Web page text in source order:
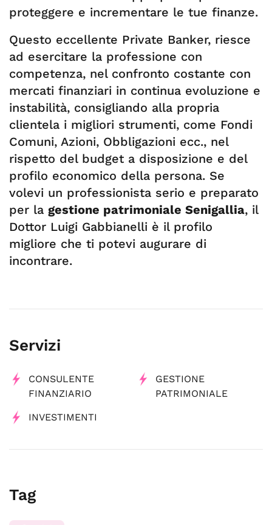
proteggere e incrementare le tue finanze.
Questo eccellente Private Banker, riesce
ad esercitare la professione con
competenza, nel confronto costante con
mercati finanziari in continua evoluzione e
instabilità, consigliando alla propria
clientela i migliori strumenti, come Fondi
Comuni, Azioni, Obbligazioni ecc., nel
rispetto del budget a disposizione e del
profilo economico della persona. Se
volevi un professionista serio e preparato
per la gestione patrimoniale Senigallia, il
Dottor Luigi Gabbianelli è il profilo
migliore che ti potevi augurare di
incontrare.
Servizi
CONSULENTE
FINANZIARIO
GESTIONE
PATRIMONIALE
INVESTIMENTI
Tag